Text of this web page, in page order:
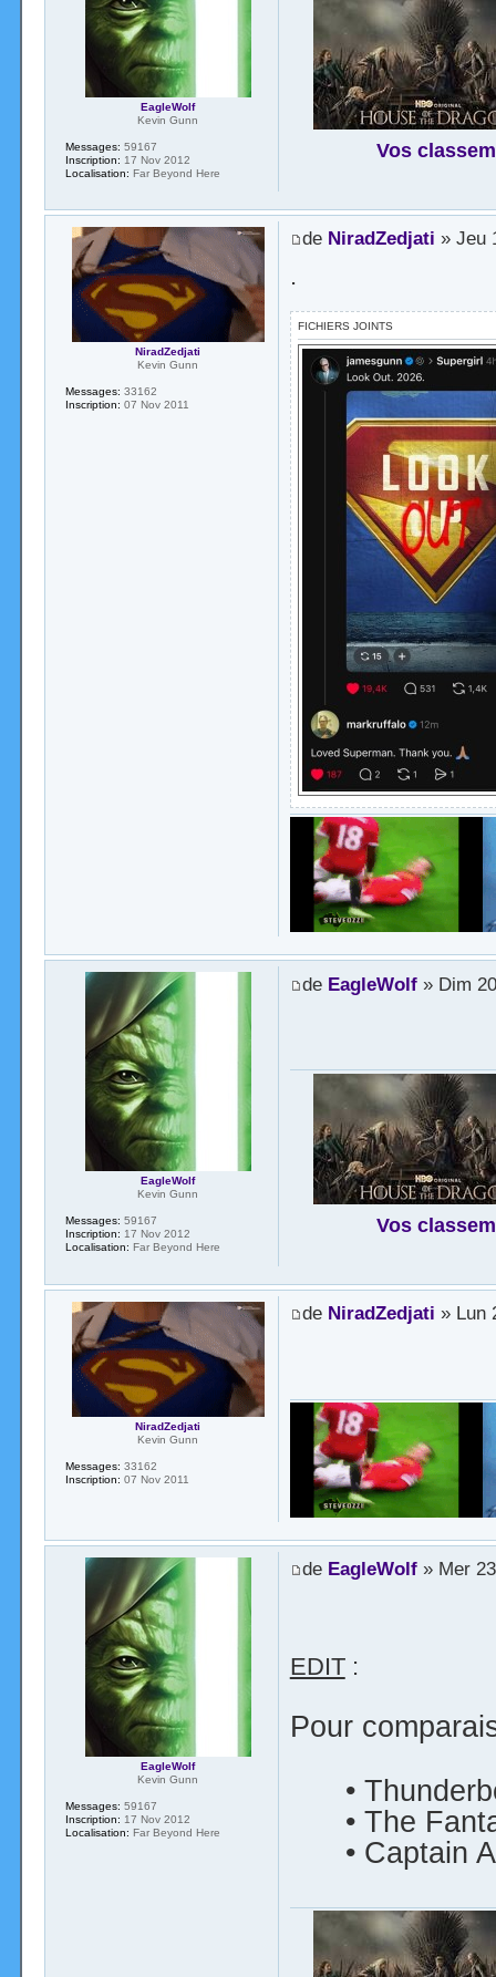
Vos
EagleWolf
Kevin Gunn
Messages: 59167
Inscription: 17 Nov 2012
Localisation: Far Beyond Here
de NiradZedjati » Jeu
.
FICHIERS JOINTS
NiradZedjati
Kevin Gunn
Messages: 33162
Inscription: 07 Nov 2011
de EagleWolf» Dim
Vos
EagleWolf
Kevin Gunn
Messages: 59167
Inscription: 17 Nov 2012
Localisation: Far Beyond Here
de NiradZedjati » Lun
NiradZedjati
Kevin Gunn
Messages: 33162
Inscription: 07 Nov 2011
de EagleWolf» Mer
EDIT:
Pour
•
• The
• Captain
EagleWolf
Kevin Gunn
Messages: 59167
Inscription: 17 Nov 2012
Localisation: Far Beyond Here